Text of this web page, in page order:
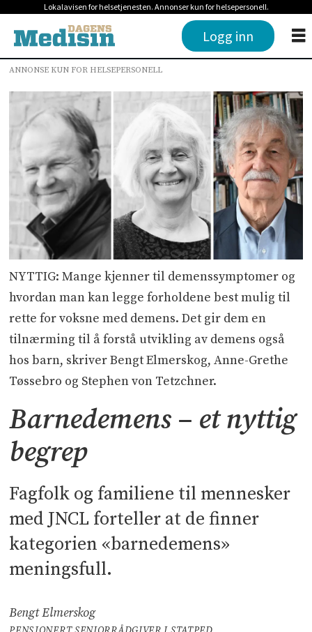
Lokalavisen for helsetjenesten. Annonser kun for helsepersonell.
Logg inn
ANNONSE KUN FOR HELSEPERSONELL
NYTTIG: Mange kjenner til demenssymptomer og
hvordan man kan legge forholdene best mulig til
rette for voksne med demens. Det gir dem en
tilnærming til å forstå utvikling av demens også
hos barn, skriver Bengt Elmerskog, Anne-Grethe
Tøssebro og Stephen von Tetzchner.
Barnedemens – et nyttig
begrep
Fagfolk og familiene til mennesker
med JNCL forteller at de finner
kategorien «barnedemens»
meningsfull.
Bengt Elmerskog